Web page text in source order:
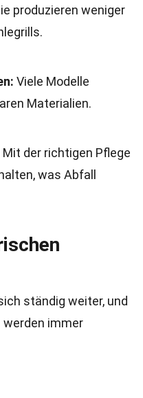
produzieren weniger
Viele Modelle
Materialien.
Mit der richtigen Pflege
was Abfall
ständig weiter, und
immer